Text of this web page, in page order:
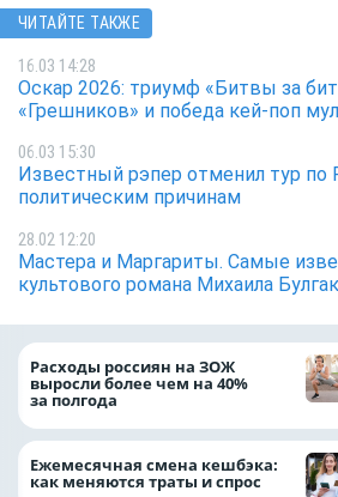
ЧИТАЙТЕ ТАКЖЕ
16.03 14:28
Оскар 2026: триумф «Битвы за
«Грешников» и победа кей-поп
06.03 15:30
Известный рэпер отменил тур по
политическим причинам
28.02 12:20
Мастера и Маргариты. Самые
культового романа Михаила
Расходы россиян на ЗОЖ
выросли более чем на 40%
за полгода
Ежемесячная смена кешбэка:
как меняются траты и спрос